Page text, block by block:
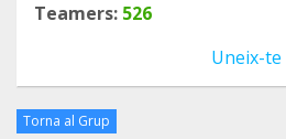
Teamers: 526
Uneix-te
Torna al Grup